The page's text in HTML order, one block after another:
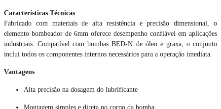
Características Técnicas
Fabricado com materiais de alta resistência e precisão dimensional, o
elemento bombeador de 6mm oferece desempenho confiável em aplicações
industriais. Compatível com bombas BED-N de óleo e graxa, o conjunto
inclui todos os componentes internos necessários para a operação imediata.
Vantagens
Alta precisão na dosagem do lubrificante
Montagem simples e direta no corpo da bomba